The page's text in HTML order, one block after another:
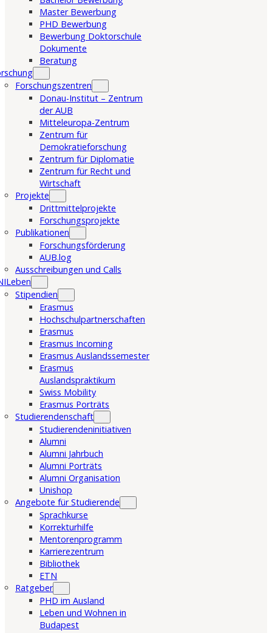
Master Bewerbung
PHD Bewerbung
Bewerbung Doktorschule
Dokumente
Beratung
Forschungszentren
Donau-Institut – Zentrum
der AUB
Mitteleuropa-Zentrum
Zentrum für
Demokratieforschung
Zentrum für Diplomatie
Zentrum für Recht und
Wirtschaft
Projekte
Drittmittelprojekte
Forschungsprojekte
Publikationen
Forschungsförderung
AUB.log
Ausschreibungen und Calls
Stipendien
Erasmus
Hochschulpartnerschaften
Erasmus
Erasmus Incoming
Erasmus Auslandssemester
Erasmus
Auslandspraktikum
Swiss Mobility
Erasmus Porträts
Studierendenschaft
Studierendeninitiativen
Alumni
Alumni Jahrbuch
Alumni Porträts
Alumni Organisation
Unishop
Angebote für Studierende
Sprachkurse
Korrekturhilfe
Mentorenprogramm
Karrierezentrum
Bibliothek
ETN
Ratgeber
PHD im Ausland
Leben und Wohnen in
Budapest